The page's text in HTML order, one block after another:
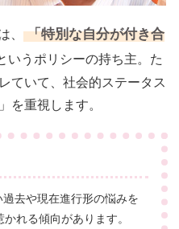
、
「特別な自分が付き合
いうポリシーの持ち主。た
ていて、社会的ステータス
を重視します。
去や現在進行形の悩みを
れる傾向があります。